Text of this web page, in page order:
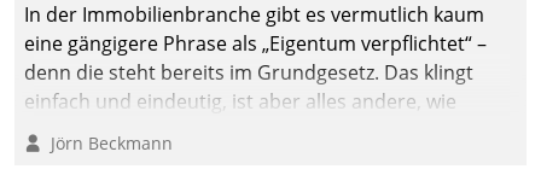
In der Immobilienbranche gibt es vermutlich kaum
eine gängigere Phrase als „Eigentum verpflichtet“ –
denn die steht bereits im Grundgesetz. Das klingt
einfach und eindeutig, ist aber alles andere, wie
Branchenbeschäftigte wissen. Denn mit der
Verantwortung folgen Verpflichtungen.
Jörn Beckmann